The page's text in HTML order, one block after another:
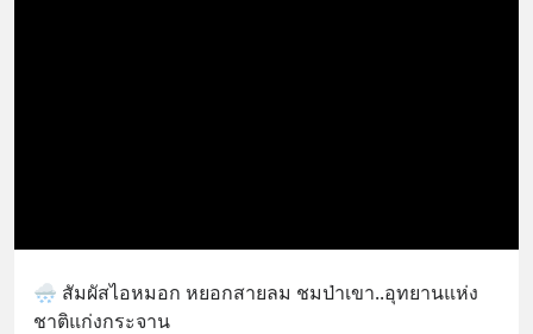
🌨️ สัมผัสไอหมอก หยอกสายลม ชมป่าเขา..อุทยานแห่ง
ชาติแก่งกระจาน